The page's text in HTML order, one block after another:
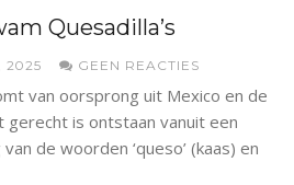
Quesadilla’s
2025 GEEN REACTIES
van oorsprong uit Mexico en de
gerecht is ontstaan vanuit een
de woorden ‘queso’ (kaas) en